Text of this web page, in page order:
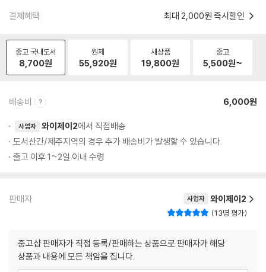
결제혜택 최대 2,000원 즉시할인
중고 국내도서
8,700원
원제
55,920원
새상품
19,800원
중고
5,500원~
배송비 6,000원
사업자 와이제이2에서 직접배송
도서산간/제주지역의 경우 추가 배송비가 발생할 수 있습니다.
출고 이후 1~2일 이내 수령
판매자 사업자 와이제이2
13명 평가
중고샵 판매자가 직접 등록/판매하는 상품으로 판매자가 해당
상품과 내용에 모든 책임을 집니다.